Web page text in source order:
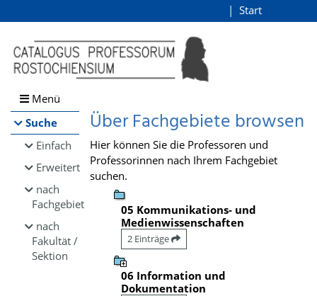
Browsen
direkt zum Inhalt
Start
Menü
Suche
Einfach
Erweitert
nach
Fachgebiet
nach
Fakultät /
Sektion
Über Fachgebiete browsen
Hier können Sie die Professoren und
Professorinnen nach Ihrem Fachgebiet
suchen.
05 Kommunikations- und
Medienwissenschaften
2 Einträge
06 Information und
Dokumentation